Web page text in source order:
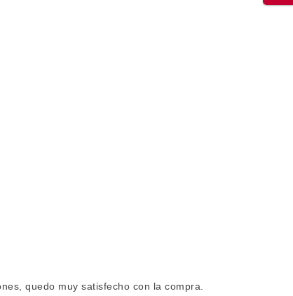
quedo muy satisfecho con la compra.